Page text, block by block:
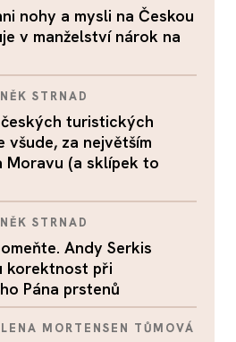
nohy a mysli na Českou
v manželství nárok na
STRNAD
turistických
všude, za největším
Moravu (a sklípek to
STRNAD
Andy Serkis
korektnost při
Pána prstenů
MORTENSEN TŮMOVÁ